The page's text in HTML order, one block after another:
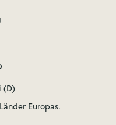
(D)
Europas.